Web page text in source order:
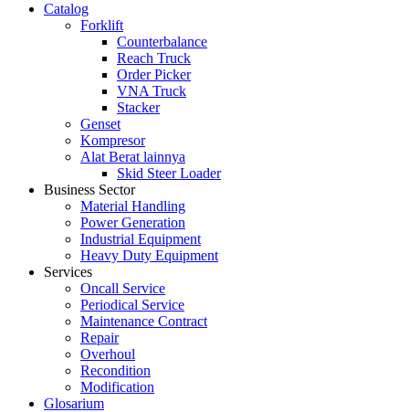
Catalog
Forklift
Counterbalance
Reach Truck
Order Picker
VNA Truck
Stacker
Genset
Kompresor
Alat Berat lainnya
Skid Steer Loader
Business Sector
Material Handling
Power Generation
Industrial Equipment
Heavy Duty Equipment
Services
Oncall Service
Periodical Service
Maintenance Contract
Repair
Overhoul
Recondition
Modification
Glosarium